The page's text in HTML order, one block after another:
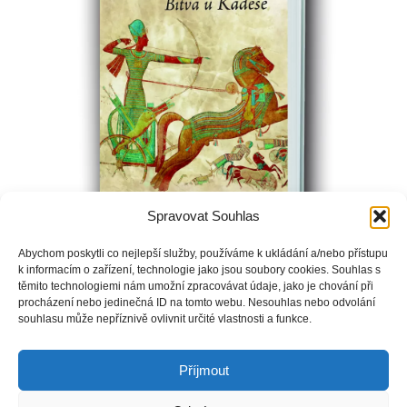
Spravovat Souhlas
Abychom poskytli co nejlepší služby, používáme k ukládání a/nebo přístupu
k informacím o zařízení, technologie jako jsou soubory cookies. Souhlas s
těmito technologiemi nám umožní zpracovávat údaje, jako je chování při
procházení nebo jedinečná ID na tomto webu. Nesouhlas nebo odvolání
souhlasu může nepříznivě ovlivnit určité vlastnosti a funkce.
Příjmout
Egypt zažívá pod vládou urozeného faraona Ramsese
neuvěřitelný rozmach. Schopný panovník rozšiřuje svá území
vyprovokuje sousedské Chetity.